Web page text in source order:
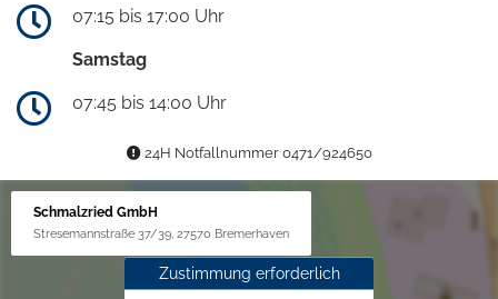
07:15 bis 17:00 Uhr
Samstag
07:45 bis 14:00 Uhr
24H Notfallnummer 0471/924650
Schmalzried GmbH
Stresemannstraße 37/39, 27570 Bremerhaven
Zustimmung erforderlich